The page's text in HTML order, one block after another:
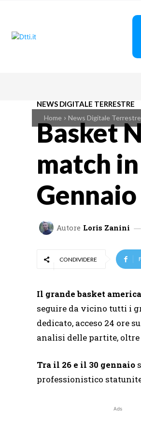
Home News Digitale Terrestre
NEWS DIGITALE TERRESTRE
Basket
match
Gennaio
Autore Loris Zanini
CONDIVIDERE
Il grande basket
seguire da vicino tutti i
dedicato, acceso 24 ore
analisi delle partite,
Tra il 26 e il 30 gennaio
professionistico
Ads